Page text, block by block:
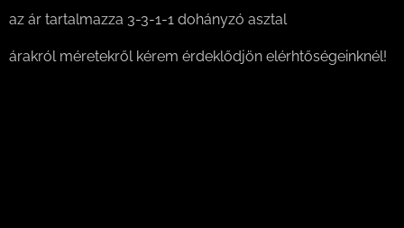
az ár tartalmazza 3-3-1-1 dohányzó asztal
árakról méretekről kérem érdeklődjön elérhtőségeinknél!